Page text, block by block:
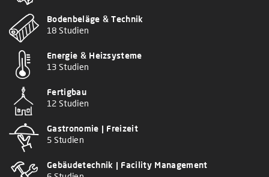
Bodenbeläge & Technik
18 Studien
Energie & Heizsysteme
13 Studien
Fertigbau
12 Studien
Gastronomie | Freizeit
5 Studien
Gebäudetechnik | Facility Management